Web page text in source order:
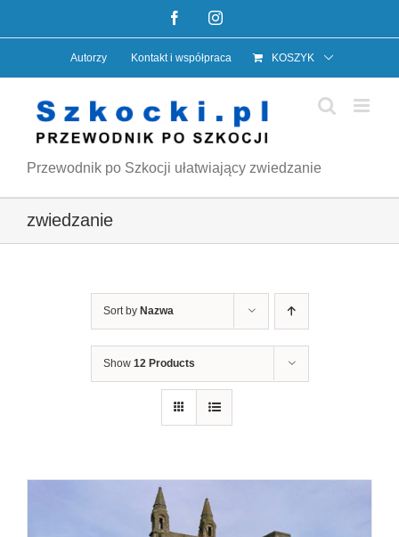
do
FacebookInstagram
Autorzy Kontakt i współpraca KOSZYK
Przewodnik po Szkocji ułatwiający zwiedzanie
zwiedzanie
Sort by Nazwa
Show 12 Products